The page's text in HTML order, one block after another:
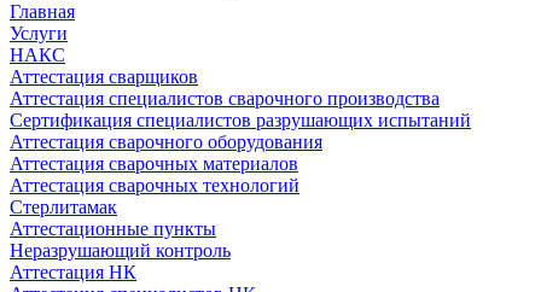
Главная
Услуги
НАКС
Аттестация сварщиков
Аттестация специалистов сварочного производства
Сертификация специалистов разрушающих испытаний
Аттестация сварочного оборудования
Аттестация сварочных материалов
Аттестация сварочных технологий
Стерлитамак
Аттестационные пункты
Неразрушающий контроль
Аттестация НК